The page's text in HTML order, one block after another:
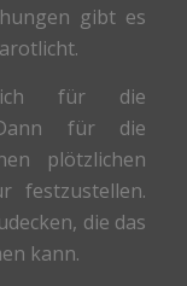
gibt es
für die
Dann für die
plötzlichen
festzustellen.
die das
kann.